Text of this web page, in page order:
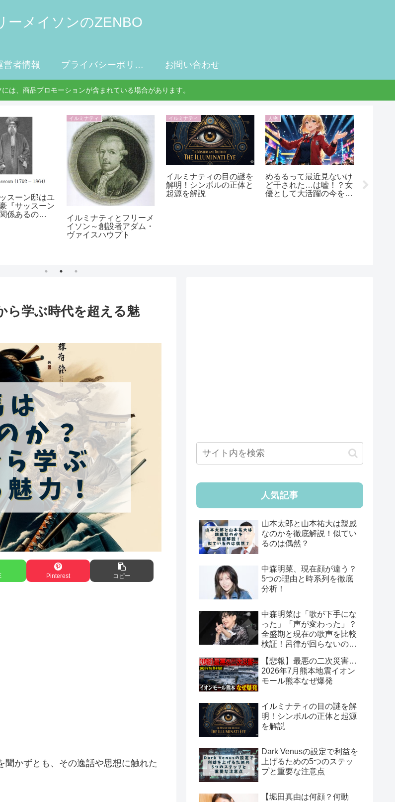
ーメイソンのZENBO
営者情報 プライバシーポリシー お問い合わせ
は、商品プロモーションが含まれている場合があります。
スーン邸はユ
『サッスーン
係あるの
イルミナティ
イルミナティとフリーメ
イソン～創設者アダム・
ヴァイスハウプト
イルミナティ
イルミナティの目の謎を
解明！シンボルの正体と
起源を解説
人物
めるるって最近見ないけ
ど干された…は嘘！？女
優として大活躍の今を解
ょ！7
ら学ぶ時代を超える魅
Pinterest コピー
かずとも、その逸話や思想に触れた
人気記事
山本太郎と山本祐大は親戚
なのかを徹底解説！似てい
るのは偶然？
中森明菜、現在顔が違う？
5つの理由と時系列を徹底
分析！
中森明菜は「歌が下手にな
った」「声が変わった」？
全盛期と現在の歌声を比較
検証！呂律が回らないのは
【悲報】最悪の二次災害…
2026年7月熊本地震イオン
モール熊本なぜ爆発
イルミナティの目の謎を解
明！シンボルの正体と起源
を解説
Dark Venusの設定で利益を
上げるための5つのステッ
プと重要な注意点
【堀田真由は何顔？何動